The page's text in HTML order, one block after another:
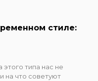
стиле:
типа нас не
на что советуют